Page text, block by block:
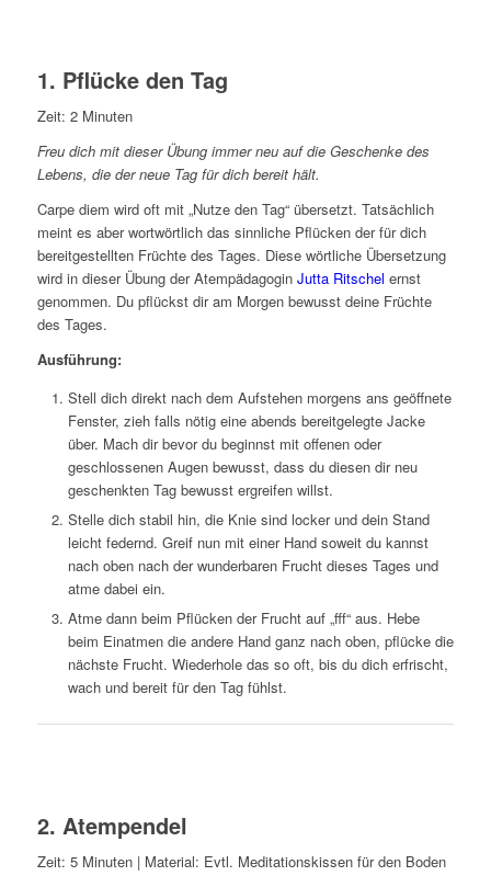
1. Pflücke den Tag
Zeit: 2 Minuten
Freu dich mit dieser Übung immer neu auf die Geschenke des
Lebens, die der neue Tag für dich bereit hält.
Carpe diem wird oft mit „Nutze den Tag“ übersetzt. Tatsächlich
meint es aber wortwörtlich das sinnliche Pflücken der für dich
bereitgestellten Früchte des Tages. Diese wörtliche Übersetzung
wird in dieser Übung der Atempädagogin Jutta Ritschel ernst
genommen. Du pflückst dir am Morgen bewusst deine Früchte
des Tages.
Ausführung:
Stell dich direkt nach dem Aufstehen morgens ans geöffnete
Fenster, zieh falls nötig eine abends bereitgelegte Jacke
über. Mach dir bevor du beginnst mit offenen oder
geschlossenen Augen bewusst, dass du diesen dir neu
geschenkten Tag bewusst ergreifen willst.
Stelle dich stabil hin, die Knie sind locker und dein Stand
leicht federnd. Greif nun mit einer Hand soweit du kannst
nach oben nach der wunderbaren Frucht dieses Tages und
atme dabei ein.
Atme dann beim Pflücken der Frucht auf „fff“ aus. Hebe
beim Einatmen die andere Hand ganz nach oben, pflücke die
nächste Frucht. Wiederhole das so oft, bis du dich erfrischt,
wach und bereit für den Tag fühlst.
2. Atempendel
Zeit: 5 Minuten | Material: Evtl. Meditationskissen für den Boden